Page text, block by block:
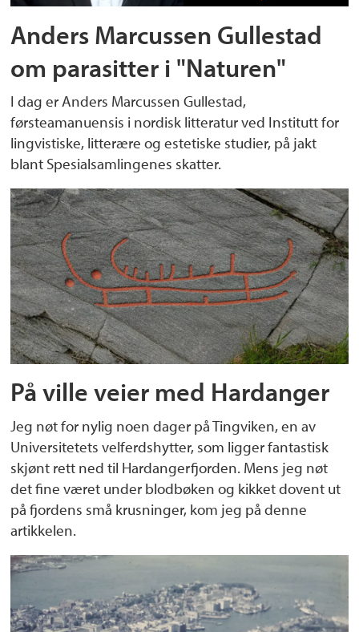
Anders Marcussen Gullestad
om parasitter i "Naturen"
I dag er Anders Marcussen Gullestad,
førsteamanuensis i nordisk litteratur ved Institutt for
lingvistiske, litterære og estetiske studier, på jakt
blant Spesialsamlingenes skatter.
På ville veier med Hardanger
Jeg nøt for nylig noen dager på Tingviken, en av
Universitetets velferdshytter, som ligger fantastisk
skjønt rett ned til Hardangerfjorden. Mens jeg nøt
det fine været under blodbøken og kikket dovent ut
på fjordens små krusninger, kom jeg på denne
artikkelen.